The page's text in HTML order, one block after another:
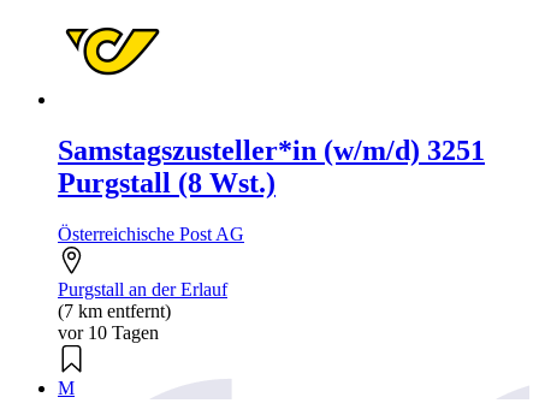
Samstagszusteller*in (w/m/d) 3251
Purgstall (8 Wst.)
Österreichische Post AG
Purgstall an der Erlauf
(7 km entfernt)
vor 10 Tagen
M